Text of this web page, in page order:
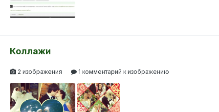
Коллажи
2 изображения 1 комментарий к изображению